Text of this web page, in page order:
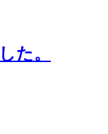
た。